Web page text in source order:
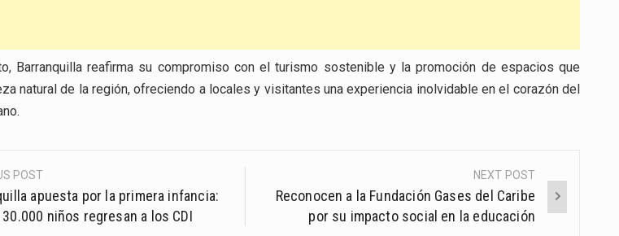
Barranquilla reafirma su compromiso con el turismo sostenible y la promoción de espacios que
natural de la región, ofreciendo a locales y visitantes una experiencia inolvidable en el corazón del
POST
apuesta por la primera infancia:
niños regresan a los CDI
NEXT POST
Reconocen a la Fundación Gases del Caribe
por su impacto social en la educación